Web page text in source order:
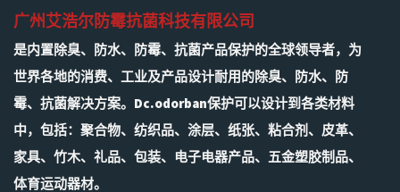
广州艾浩尔防霉抗菌科技有限公司
是内置除臭、防水、防霉、抗菌产品保护的全球领导者，为
世界各地的消费、工业及产品设计耐用的除臭、防水、防
霉、抗菌解决方案。Dc.odorban保护可以设计到各类材料
中，包括：聚合物、纺织品、涂层、纸张、粘合剂、皮革、
家具、竹木、礼品、包装、电子电器产品、五金塑胶制品、
体育运动器材。